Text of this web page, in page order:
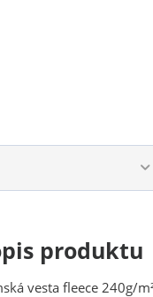
produktu
vesta fleece 240g/